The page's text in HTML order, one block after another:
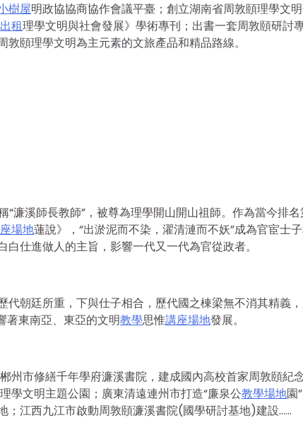
樹屋明政協協商協作會議平臺；創立湖南省周敦頤理學文
租理學文明與社會發展》學術專刊；出書一套周敦頤研討
頤理學文明為主元素的文旅產品和精品路線。
濂溪師長教師”，被尊為理學開山開山祖師。作為當今排
場地蓮說》，“出淤泥而不染，濯清漣而不妖”成為官宦士
仕進做人的主旨，影響一代又一代為官從政者。
代朝廷所重，下與仕子相合，歷代國之棟梁無不消其精義
著東南亞、東亞的文明教學思惟講座場地發展。
州市修繕千年學府濂溪書院，建成國內高校首家周敦頤紀
學文明主題公園；廣東清遠連州市打造“廉泉公教學場地園
；江西九江市啟動周敦頤濂溪書院(國學研討基地)建設……